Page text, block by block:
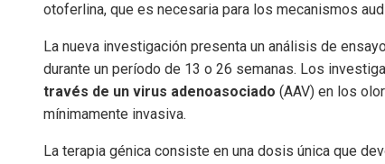
otoferlina, que es necesaria para los mecanismos
La nueva investigación presenta un análisis de
durante un período de 13 o 26 semanas. Los
través de un virus adenoasociado (AAV) en los
mínimamente invasiva.
La terapia génica consiste en una dosis única que